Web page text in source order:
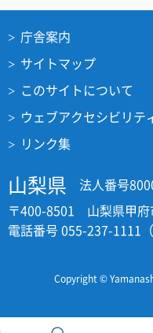
庁舎案内
サイトマップ
このサイトについて
ウェブアクセシビリテ
リンク集
山梨県
法人番号
〒400-8501 山梨県甲府
電話番号 055-237-1111（
Copyright ©